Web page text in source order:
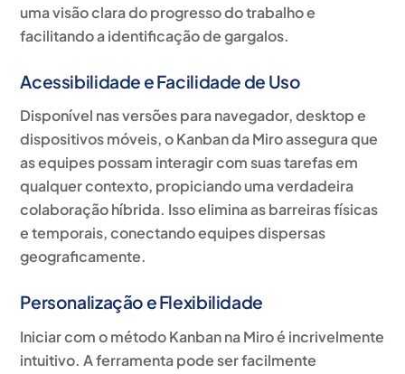
uma visão clara do progresso do trabalho e
facilitando a identificação de gargalos.
Acessibilidade e Facilidade de Uso
Disponível nas versões para navegador, desktop e
dispositivos móveis, o Kanban da Miro assegura que
as equipes possam interagir com suas tarefas em
qualquer contexto, propiciando uma verdadeira
colaboração híbrida. Isso elimina as barreiras físicas
e temporais, conectando equipes dispersas
geograficamente.
Personalização e Flexibilidade
Iniciar com o método Kanban na Miro é incrivelmente
intuitivo. A ferramenta pode ser facilmente